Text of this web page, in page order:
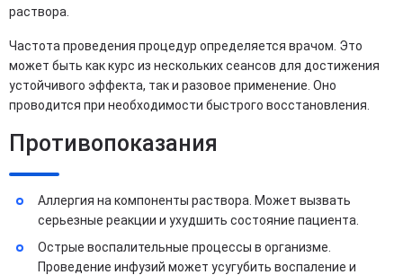
раствора.
Частота проведения процедур определяется врачом. Это
может быть как курс из нескольких сеансов для достижения
устойчивого эффекта, так и разовое применение. Оно
проводится при необходимости быстрого восстановления.
Противопоказания
Аллергия на компоненты раствора. Может вызвать
серьезные реакции и ухудшить состояние пациента.
Острые воспалительные процессы в организме.
Проведение инфузий может усугубить воспаление и